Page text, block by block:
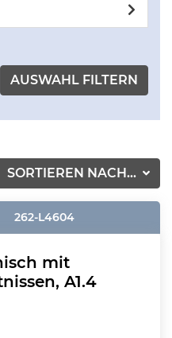
SORTIEREN NACH...
262-L4604
mit
A1.4